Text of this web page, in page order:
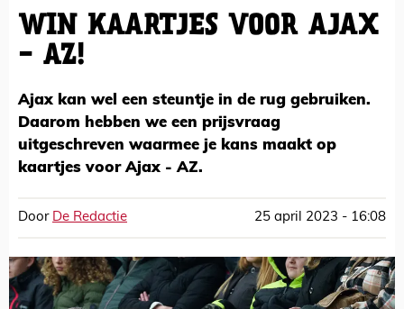
WIN KAARTJES VOOR AJAX
- AZ!
Ajax kan wel een steuntje in de rug gebruiken.
Daarom hebben we een prijsvraag
uitgeschreven waarmee je kans maakt op
kaartjes voor Ajax - AZ.
Door De Redactie 25 april 2023 - 16:08